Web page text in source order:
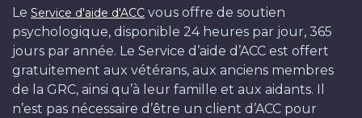
Le Service d'aide d'ACC vous offre de soutien
psychologique, disponible 24 heures par jour, 365
jours par année. Le Service d’aide d’ACC est offert
gratuitement aux vétérans, aux anciens membres
de la GRC, ainsi qu’à leur famille et aux aidants. Il
n’est pas nécessaire d’être un client d’ACC pour